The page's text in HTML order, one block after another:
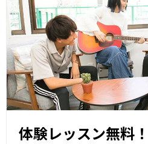
体験レッスン無料！